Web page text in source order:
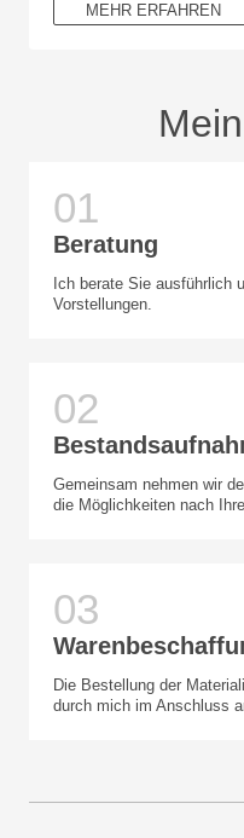
MEHR ERFAHREN
Beratung
Ich berate Sie ausführlich
Vorstellungen.
Gemeinsam nehmen wir
die Möglichkeiten nach
Die Bestellung der
durch mich im Anschluss